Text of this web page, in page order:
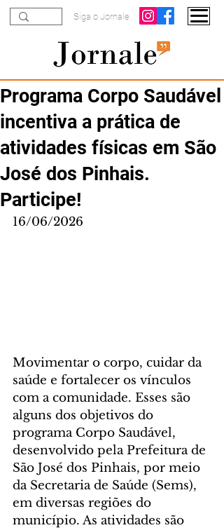
Siga o Jornale
Programa Corpo Saudável
incentiva a prática de
atividades físicas em São
José dos Pinhais.
Participe!
16/06/2026
Movimentar o corpo, cuidar da
saúde e fortalecer os vínculos
com a comunidade. Esses são
alguns dos objetivos do
programa Corpo Saudável,
desenvolvido pela Prefeitura de
São José dos Pinhais, por meio
da Secretaria de Saúde (Sems),
em diversas regiões do
município. As atividades são